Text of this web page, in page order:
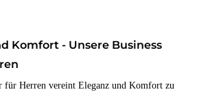
Komfort - Unsere Business
für Herren vereint Eleganz und Komfort zu